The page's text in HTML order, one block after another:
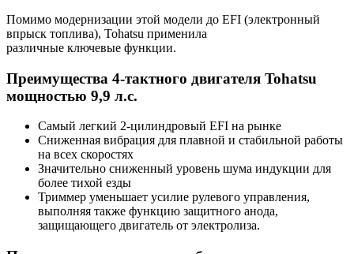
Помимо модернизации этой модели до EFI (электронный
впрыск топлива), Tohatsu применила
различные ключевые функции.
Преимущества 4-тактного двигателя Tohatsu
мощностью 9,9 л.с.
Самый легкий 2-цилиндровый EFI на рынке
Сниженная вибрация для плавной и стабильной работы
на всех скоростях
Значительно сниженный уровень шума индукции для
более тихой езды
Триммер уменьшает усилие рулевого управления,
выполняя также функцию защитного анода,
защищающего двигатель от электролиза.